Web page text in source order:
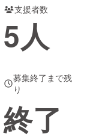
Creation
ミュニティ
支援者数
5人
募集終了まで残
り
終了